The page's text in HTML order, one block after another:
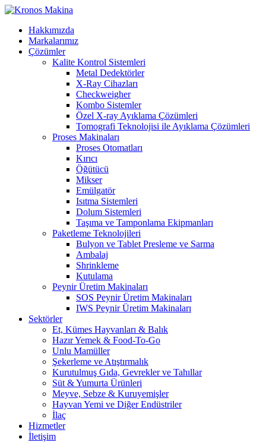
Hakkımızda
Markalarımız
Çözümler
Kalite Kontrol Sistemleri
Metal Dedektörler
X-Ray Cihazları
Checkweigher
Kombo Sistemler
Özel X-ray Ayıklama Çözümleri
Tomografi Teknolojisi ile Ayıklama Çözümleri
Proses Makinaları
Proses Otomatları
Kırıcı
Öğütücü
Mikser
Emülgatör
Isıtma Sistemleri
Dolum Sistemleri
Taşıma ve Tamponlama Ekipmanları
Paketleme Teknolojileri
Bulyon ve Tablet Presleme ve Sarma
Ambalaj
Shrinkleme
Kutulama
Peynir Üretim Makinaları
SOS Peynir Üretim Makinaları
IWS Peynir Üretim Makinaları
Sektörler
Et, Kümes Hayvanları & Balık
Hazır Yemek & Food-To-Go
Unlu Mamüller
Şekerleme ve Atıştırmalık
Kurutulmuş Gıda, Gevrekler ve Tahıllar
Süt & Yumurta Ürünleri
Meyve, Sebze & Kuruyemişler
Hayvan Yemi ve Diğer Endüstriler
İlaç
Hizmetler
İletişim